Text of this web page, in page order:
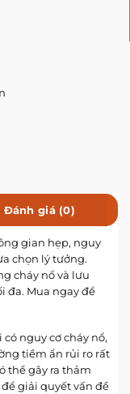
Đánh giá (0)
gian hẹp, nguy
chọn lý tưởng.
cháy nổ và lưu
đa. Mua ngay để
nguy cơ cháy nổ,
tiềm ẩn rủi ro rất
thể gây ra thảm
để giải quyết vấn đề